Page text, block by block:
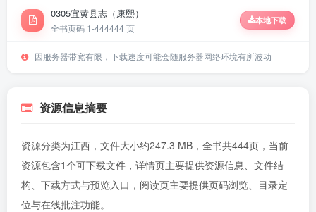
0305宜黄县志（康熙）
全书页码 1-444444 页
本地下载
因服务器带宽有限，下载速度可能会随服务器网络环境有所波动
资源信息摘要
资源分类为江西，文件大小约247.3 MB，全书共444页，当前
资源包含1个可下载文件，详情页主要提供资源信息、文件结
构、下载方式与预览入口，阅读页主要提供页码浏览、目录定
位与在线批注功能。